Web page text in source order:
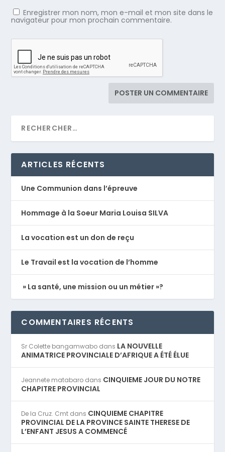
Enregistrer mon nom, mon e-mail et mon site dans le
navigateur pour mon prochain commentaire.
ARTICLES RÉCENTS
Une Communion dans l’épreuve
Hommage à la Soeur Maria Louisa SILVA
La vocation est un don de reçu
Le Travail est la vocation de l’homme
» La santé, une mission ou un métier »?
COMMENTAIRES RÉCENTS
Sr Colette bangamwabo dans LA NOUVELLE
ANIMATRICE PROVINCIALE D’AFRIQUE A ÉTÉ ÉLUE
Jeannete matabaro dans CINQUIEME JOUR DU NOTRE
CHAPITRE PROVINCIAL
De la Cruz. Cmt dans CINQUIEME CHAPITRE
PROVINCIAL DE LA PROVINCE SAINTE THERESE DE
L’ENFANT JESUS A COMMENCÉ